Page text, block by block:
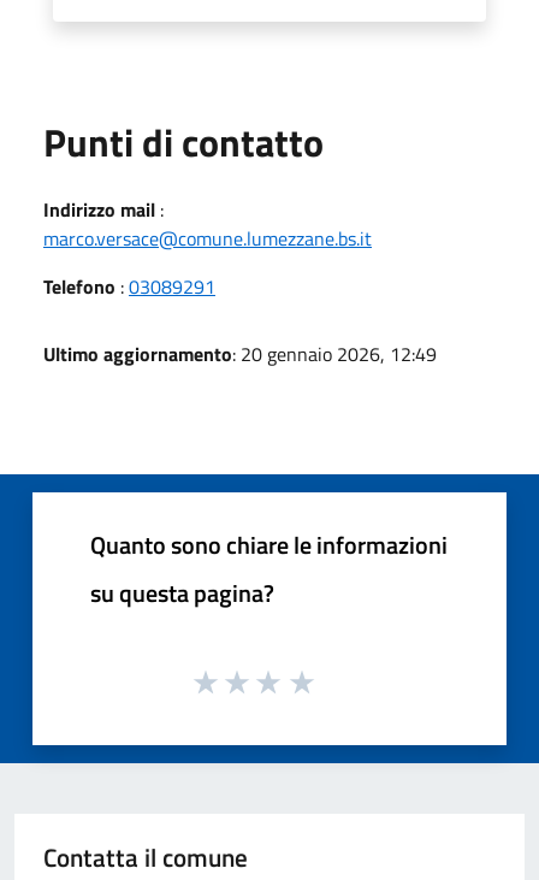
Punti di contatto
Indirizzo mail :
marco.versace@comune.lumezzane.bs.it
Telefono :03089291
Ultimo aggiornamento: 20 gennaio 2026, 12:49
Quanto sono chiare le informazioni
su questa pagina?
Contatta il comune